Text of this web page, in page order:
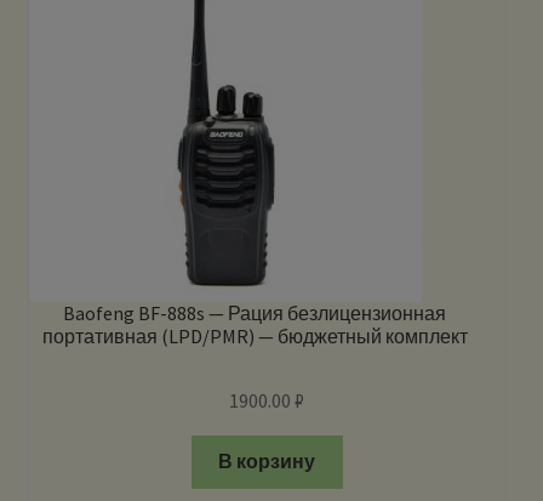
Baofeng BF-888s — Рация безлицензионная
портативная (LPD/PMR) — бюджетный комплект
1900.00₽
В корзину